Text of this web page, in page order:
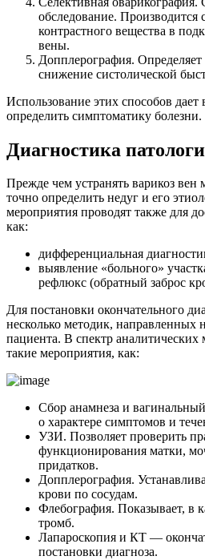
обследование.
контрастного вещества в
вены.
Допплерография.
снижение систолической
Использование этих способов дает
определить симптоматику болезни.
Диагностика
Прежде чем устранять варикоз вен
точно определить недуг и его
мероприятия проводят также для
как:
дифференциальная
выявление «больного»
рефлюкс (обратный заброс
Для постановки окончательного
несколько методик, направленных
пациента. В спектр
такие мероприятия, как:
Сбор анамнеза и
о характере симптомов и
УЗИ. Позволяет проверить
функционирования матки,
придатков.
Допплерография.
крови по сосудам.
Флебография. Показывает, в
тромб.
Лапароскопия и КТ —
постановки диагноза.